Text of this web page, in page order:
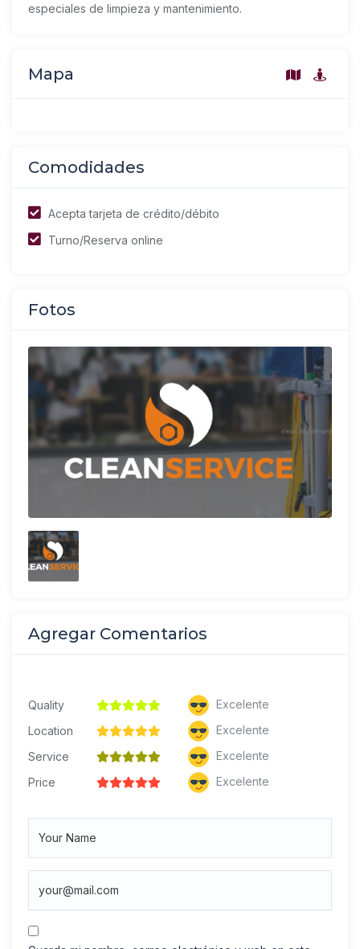
especiales de limpieza y mantenimiento.
Mapa
Comodidades
Acepta tarjeta de crédito/débito
Turno/Reserva online
Fotos
Agregar Comentarios
Quality
Excelente
Location
Excelente
Service
Excelente
Price
Excelente